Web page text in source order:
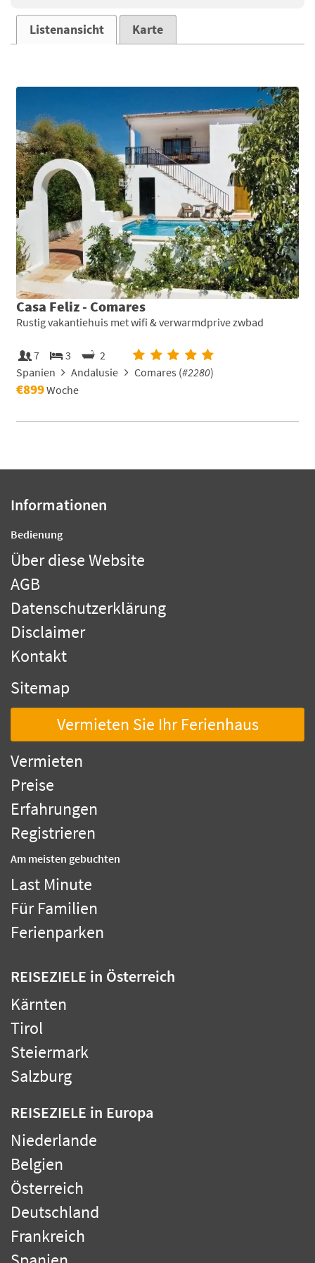
Listenansicht Karte
Casa Feliz - Comares
Rustig vakantiehuis met wifi & verwarmdprive zwbad
7 3
2
Spanien
Andalusie Comares (#2280)
€899Woche
Informationen
Bedienung
Über diese Website
AGB
Datenschutzerklärung
Disclaimer
Kontakt
Sitemap
Vermieten Sie Ihr Ferienhaus
Vermieten
Preise
Erfahrungen
Registrieren
Am meisten gebuchten
Last Minute
Für Familien
Ferienparken
REISEZIELE in Österreich
Kärnten
Tirol
Steiermark
Salzburg
REISEZIELE in Europa
Niederlande
Belgien
Österreich
Deutschland
Frankreich